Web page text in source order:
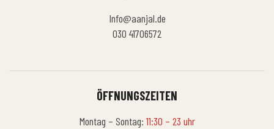
Info@aanjal.de
030 41706572
ÖFFNUNGSZEITEN
Montag – Sontag:11:30 – 23 uhr